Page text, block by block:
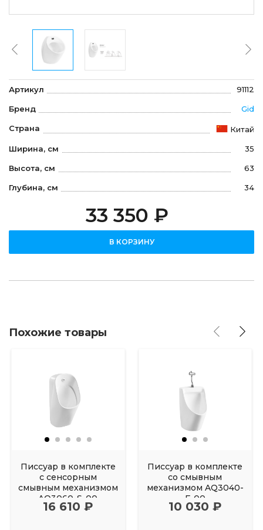
Артикул 91112
Бренд Gid
Страна Китай
Ширина, см 35
Высота, см 63
Глубина, см 34
33 350 ₽
В КОРЗИНУ
Похожие товары
Писсуар в комплекте
с сенсорным
смывным механизмом
AQ3060-S-00
16 610 ₽
Писсуар в комплекте
со смывным
механизмом AQ3040-
F-00
10 030 ₽